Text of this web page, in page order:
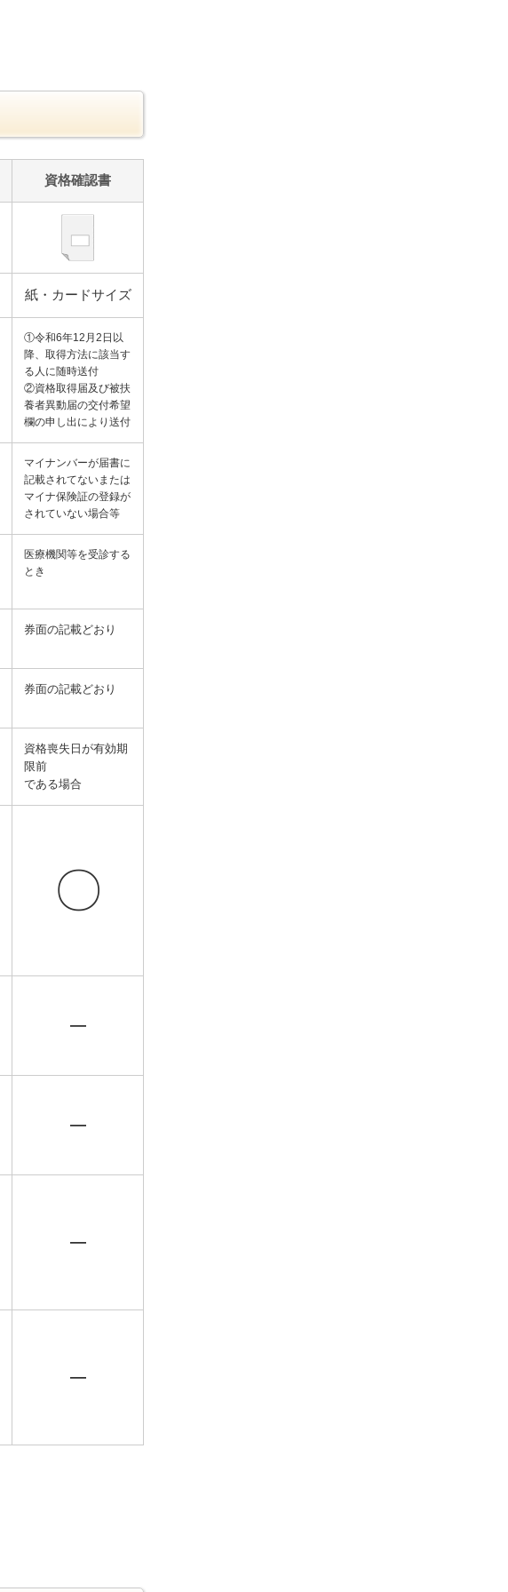
資格確認書
紙・カードサイズ
①令和6年12月2日以
降、取得方法に該当す
る人に随時送付
②資格取得届及び被扶
養者異動届の交付希望
欄の申し出により送付
マイナンバーが届書に
記載されてないまたは
マイナ保険証の登録が
されていない場合等
医療機関等を受診する
とき
券面の記載どおり
券面の記載どおり
資格喪失日が有効期
限前
である場合
〇
―
―
―
―